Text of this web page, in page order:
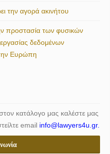
την αγορά ακινήτου
προστασία των φυσικών
δεδομένων
Ευρώπη
κατάλογο μας καλέστε μας
email info@lawyers4u.gr.